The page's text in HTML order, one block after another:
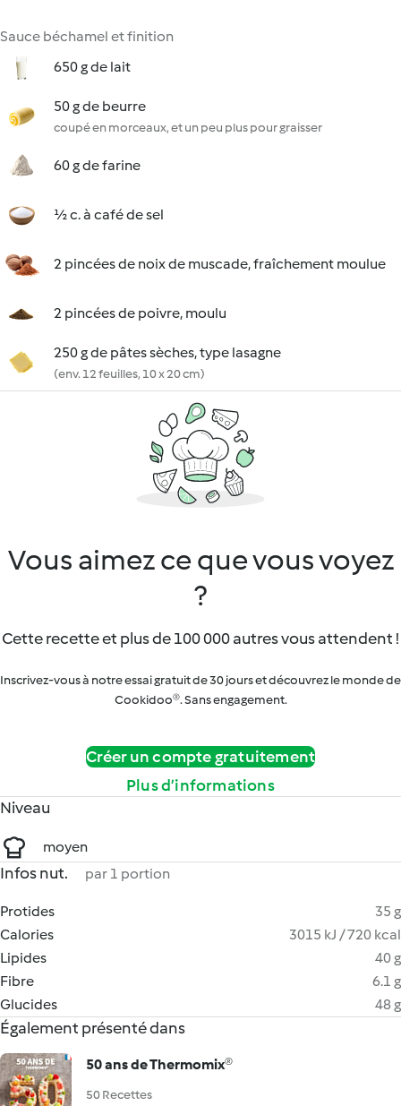
Sauce béchamel et finition
650 g de lait
50 g de beurre
coupé en morceaux, et un peu plus pour graisser
60 g de farine
½ c. à café de sel
2 pincées de noix de muscade, fraîchement moulue
2 pincées de poivre, moulu
250 g de pâtes sèches, type lasagne
(env. 12 feuilles, 10 x 20 cm)
Vous aimez ce que vous voyez
?
Cette recette et plus de 100 000 autres vous attendent !
Inscrivez-vous à notre essai gratuit de 30 jours et découvrez le monde de
Cookidoo®. Sans engagement.
Créer un compte gratuitement
Plus d’informations
Niveau
moyen
Infos nut. par 1 portion
Protides
35 g
Calories
3015 kJ / 720 kcal
Lipides
40 g
Fibre
6.1 g
Glucides
48 g
Également présenté dans
50 ans de Thermomix®
50 Recettes